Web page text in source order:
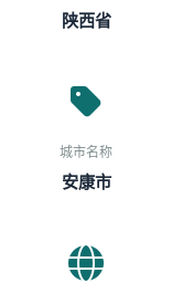
陕西省
城市名称
安康市